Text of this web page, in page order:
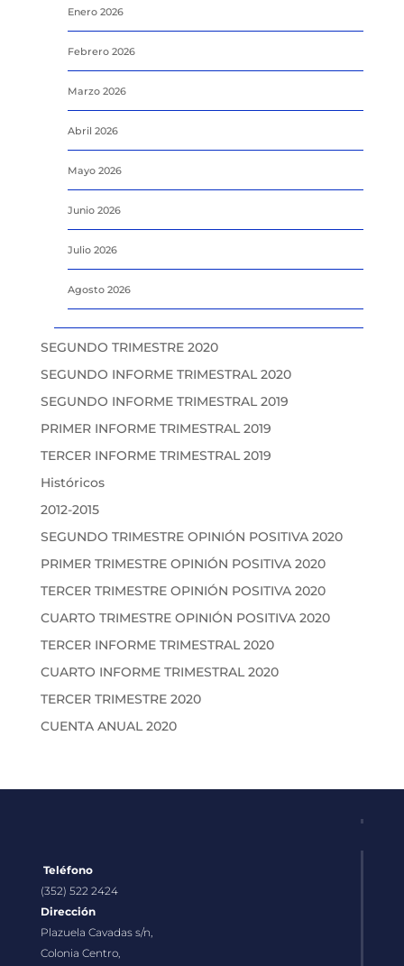
Enero 2026
Febrero 2026
Marzo 2026
Abril 2026
Mayo 2026
Junio 2026
Julio 2026
Agosto 2026
SEGUNDO TRIMESTRE 2020
SEGUNDO INFORME TRIMESTRAL 2020
SEGUNDO INFORME TRIMESTRAL 2019
PRIMER INFORME TRIMESTRAL 2019
TERCER INFORME TRIMESTRAL 2019
Históricos
2012-2015
SEGUNDO TRIMESTRE OPINIÓN POSITIVA 2020
PRIMER TRIMESTRE OPINIÓN POSITIVA 2020
TERCER TRIMESTRE OPINIÓN POSITIVA 2020
CUARTO TRIMESTRE OPINIÓN POSITIVA 2020
TERCER INFORME TRIMESTRAL 2020
CUARTO INFORME TRIMESTRAL 2020
TERCER TRIMESTRE 2020
CUENTA ANUAL 2020
Teléfono
(352) 522 2424
Dirección
Plazuela Cavadas s/n,
Colonia Centro,